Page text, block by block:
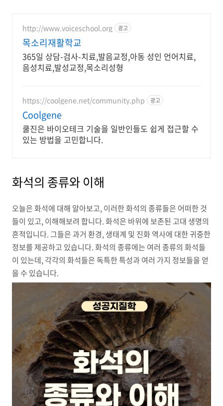
http://www.voiceschool.org 광고
목소리재활학교
365일 상담-검사-치료,발음교정,아동 성인 언어치료,
음성치료,발성교정,목소리성형
https://coolgene.net/community.php 광고
Coolgene
쿨진은 바이오테크 기술을 일반인들도 쉽게 접근할 수
있는 방법을 고민합니다.
화석의 종류와 이해
오늘은 화석에 대해 알아보고, 이러한 화석의 종류들은 어떠한 것
들이 있고, 이해해보려 합니다. 화석은 바위에 보존된 고대 생명의
흔적입니다. 그들은 과거 환경, 생태계 및 진화 역사에 대한 귀중한
정보를 제공하고 있습니다. 화석의 종류에는 여러 종류의 화석들
이 있는데, 각각의 화석들은 독특한 특성과 여러 가지 정보들을 얻
을 수 있습니다.